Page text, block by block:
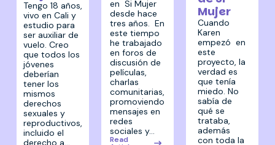
Tengo 18 años,
vivo en Cali y
estudio para
ser auxiliar de
vuelo. Creo
que todos los
jóvenes
deberían
tener los
mismos
derechos
sexuales y
reproductivos,
incluido el
derecho a…
en Si Mujer
desde hace
tres años. En
este tiempo
he trabajado
en foros de
discusión de
películas,
charlas
comunitarias,
promoviendo
mensajes en
redes
sociales y…
Read
Mujer
Cuando
Karen
empezó en
este
proyecto, la
verdad es
que tenía
miedo. No
sabía de
qué se
trataba,
además
con toda la